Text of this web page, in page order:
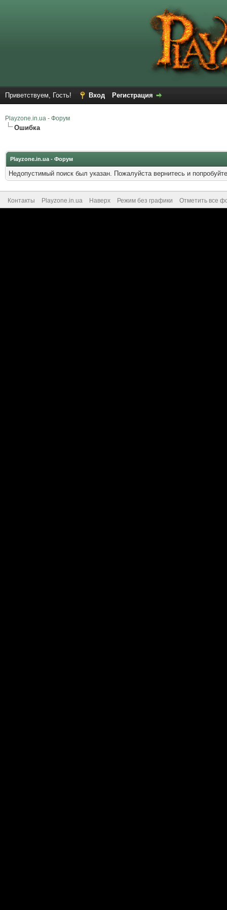
Приветствуем, Гость! Вход Регистрация
Playzone.in.ua - Форум
Ошибка
Playzone.in.ua - Форум
Недопустимый поиск был указан. Пожалуйста вернитесь и
Контакты Playzone.in.ua Наверх Режим без графики Отметить все